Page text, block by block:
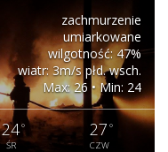
zachmurzenie
umiarkowane
wilgotność: 47%
wiatr: 3m/s płd. wsch.
Max: 26 • Min: 24
24°
ŚR
27 °
CZW